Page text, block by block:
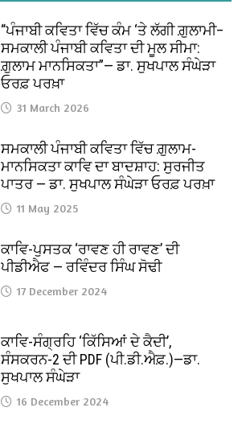
“ਪੰਜਾਬੀ ਕਵਿਤਾ ਵਿੱਚ ਕੰਮ ‘ਤੇ ਲੱਗੀ ਗ਼ੁਲਾਮੀ–
ਸਮਕਾਲੀ ਪੰਜਾਬੀ ਕਵਿਤਾ ਦੀ ਮੂਲ ਸੀਮਾ:
ਗ਼ੁਲਾਮ ਮਾਨਸਿਕਤਾ”— ਡਾ. ਸੁਖਪਾਲ ਸੰਘੇੜਾ
ਓਰਫ਼ ਪਰਖ਼ਾ
31 March 2026
ਸਮਕਾਲੀ ਪੰਜਾਬੀ ਕਵਿਤਾ ਵਿੱਚ ਗ਼ੁਲਾਮ-
ਮਾਨਸਿਕਤਾ ਕਾਵਿ ਦਾ ਬਾਦਸ਼ਾਹ: ਸੁਰਜੀਤ
ਪਾਤਰ — ਡਾ. ਸੁਖਪਾਲ ਸੰਘੇੜਾ ਓਰਫ਼ ਪਰਖ਼ਾ
11 May 2025
ਕਾਵਿ-ਪੁਸਤਕ ‘ਰਾਵਣ ਹੀ ਰਾਵਣ’ ਦੀ
ਪੀਡੀਐਫ — ਰਵਿੰਦਰ ਸਿੰਘ ਸੋਢੀ
17 December 2024
ਕਾਵਿ-ਸੰਗ੍ਰਹਿ ‘ਕਿੱਸਿਆਂ ਦੇ ਕੈਦੀ’,
ਸੰਸਕਰਨ-2 ਦੀ PDF (ਪੀ.ਡੀ.ਐਫ਼.)—ਡਾ.
ਸੁਖਪਾਲ ਸੰਘੇੜਾ
16 December 2024